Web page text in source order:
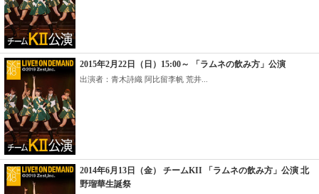
2015年2月22日（日）15:00～ 「ラムネの飲み方」公演
出演者：青木詩織 阿比留李帆 荒井...
2014年6月13日（金） チームKII 「ラムネの飲み方」公演 北
野瑠華生誕祭